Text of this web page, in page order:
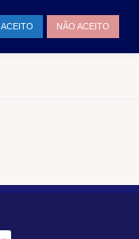
ACEITO NÃO ACEITO